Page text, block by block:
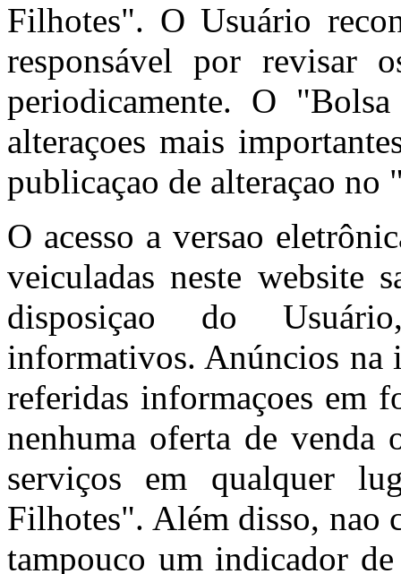
Filhotes". O Usuário
responsável por revisar
periodicamente. O
alteraçoes mais
publicaçao de alteraçao
O acesso a versao
veiculadas neste website
disposiçao do
informativos. Anúncios na
referidas informaçoes em
nenhuma oferta de venda
serviços em qualquer
Filhotes". Além disso, nao
tampouco um indicador